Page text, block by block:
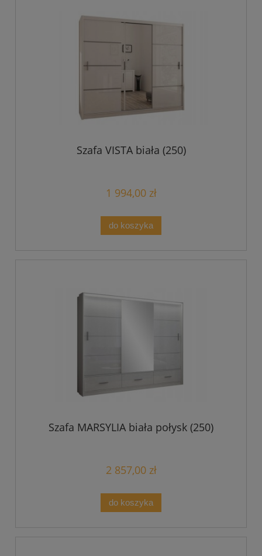
Szafa VISTA biała (250)
1 994,00 zł
do koszyka
Szafa MARSYLIA biała połysk (250)
2 857,00 zł
do koszyka